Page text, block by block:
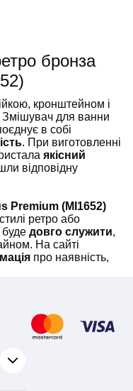
бронза
кронштейном і
Змішувач для ванни
в собі
. При виготовленні
якісний
відповідну
Premium (MI1652)
ретро або
довго служити,
На сайті
про наявність,